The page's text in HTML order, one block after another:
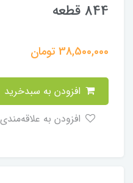
844 قطعه
38,500,000تومان